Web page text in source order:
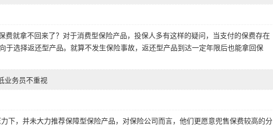
费就拿不回来了？对于消费型保险产品，投保人多有这样的疑问，当支付的保费存在
于选择返还型产品。就算不发生保险事故，返还型产品到达一定年限后也能拿回保
业务员不重视
下，并未大力推荐保障型保险产品，对保险公司而言，他们更愿意兜售保费较高的分